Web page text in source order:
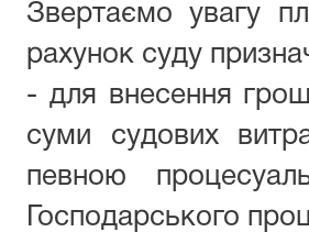
Звертаємо увагу
рахунок суду
- для внесення
суми судових
певною
Господарського